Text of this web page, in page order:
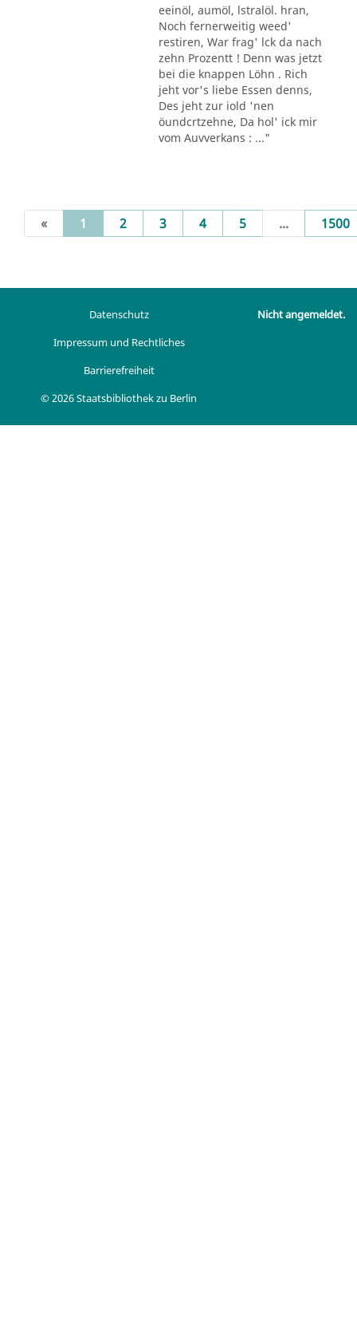
eeinöl, aumöl, lstralöl. hran,
Noch fernerweitig weed'
restiren, War frag' lck da nach
zehn Prozentt ! Denn was jetzt
bei die knappen Löhn . Rich
jeht vor's liebe Essen denns,
Des jeht zur iold 'nen
öundcrtzehne, Da hol' ick mir
vom Auvverkans : ..."
« 1 (current)
2 3 4 5 ... 1500
Datenschutz
Impressum und Rechtliches
Barrierefreiheit
© 2026 Staatsbibliothek zu Berlin
Nicht angemeldet.